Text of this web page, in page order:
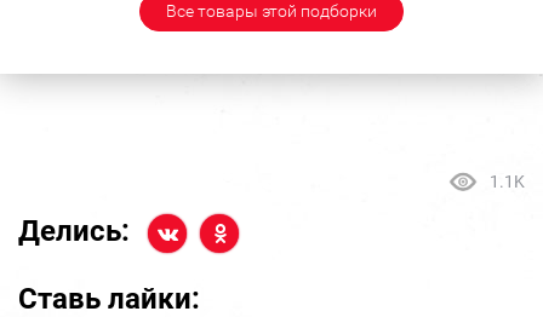
Все товары этой подборки
1.1K
Делись:
Ставь лайки: